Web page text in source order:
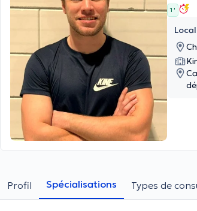
1 '
Profil Spécialisations Types de